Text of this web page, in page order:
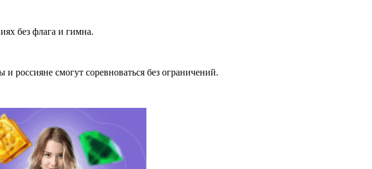
без флага и гимна.
россияне смогут соревноваться без ограничений.